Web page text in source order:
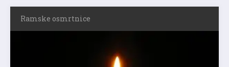
Ramske osmrtnice